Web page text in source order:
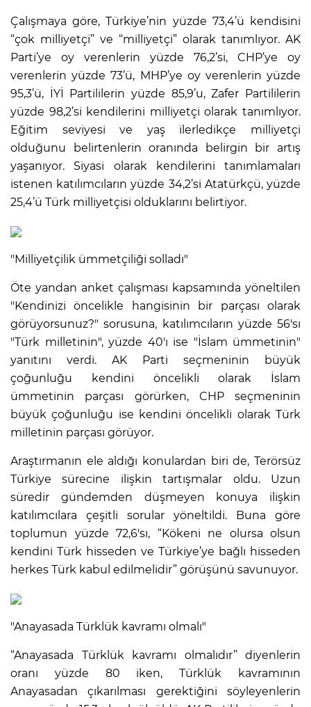
Çalışmaya göre, Türkiye’nin yüzde 73,4’ü kendisini
“çok milliyetçi” ve “milliyetçi” olarak tanımlıyor. AK
Parti’ye oy verenlerin yüzde 76,2’si, CHP’ye oy
verenlerin yüzde 73’ü, MHP’ye oy verenlerin yüzde
95,3’ü, İYİ Partililerin yüzde 85,9’u, Zafer Partililerin
yüzde 98,2’si kendilerini milliyetçi olarak tanımlıyor.
Eğitim seviyesi ve yaş ilerledikçe milliyetçi
olduğunu belirtenlerin oranında belirgin bir artış
yaşanıyor. Siyasi olarak kendilerini tanımlamaları
istenen katılımcıların yüzde 34,2’si Atatürkçü, yüzde
25,4’ü Türk milliyetçisi olduklarını belirtiyor.
"Milliyetçilik ümmetçiliği solladı"
Öte yandan anket çalışması kapsamında yöneltilen
"Kendinizi öncelikle hangisinin bir parçası olarak
görüyorsunuz?" sorusuna, katılımcıların yüzde 56'sı
"Türk milletinin", yüzde 40'ı ise "İslam ümmetinin"
yanıtını verdi. AK Parti seçmeninin büyük
çoğunluğu kendini öncelikli olarak İslam
ümmetinin parçası görürken, CHP seçmeninin
büyük çoğunluğu ise kendini öncelikli olarak Türk
milletinin parçası görüyor.
Araştırmanın ele aldığı konulardan biri de, Terörsüz
Türkiye sürecine ilişkin tartışmalar oldu. Uzun
süredir gündemden düşmeyen konuya ilişkin
katılımcılara çeşitli sorular yöneltildi. Buna göre
toplumun yüzde 72,6'sı, “Kökeni ne olursa olsun
kendini Türk hisseden ve Türkiye’ye bağlı hisseden
herkes Türk kabul edilmelidir” görüşünü savunuyor.
"Anayasada Türklük kavramı olmalı"
“Anayasada Türklük kavramı olmalıdır” diyenlerin
oranı yüzde 80 iken, Türklük kavramının
Anayasadan çıkarılması gerektiğini söyleyenlerin